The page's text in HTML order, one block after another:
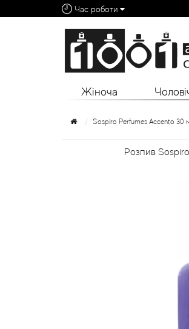
Час роботи
Алфавітний покажчик: 0 - 9 A B C D
Жіноча
Sospiro Perfumes Accento 30
Розпив